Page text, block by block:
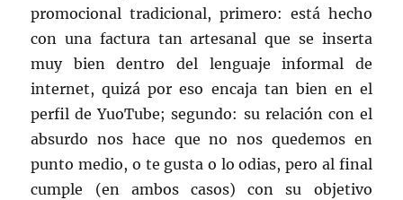
promocional tradicional, primero: está hecho
con una factura tan artesanal que se inserta
muy bien dentro del lenguaje informal de
internet, quizá por eso encaja tan bien en el
perfil de YuoTube; segundo: su relación con el
absurdo nos hace que no nos quedemos en
punto medio, o te gusta o lo odias, pero al final
cumple (en ambos casos) con su objetivo